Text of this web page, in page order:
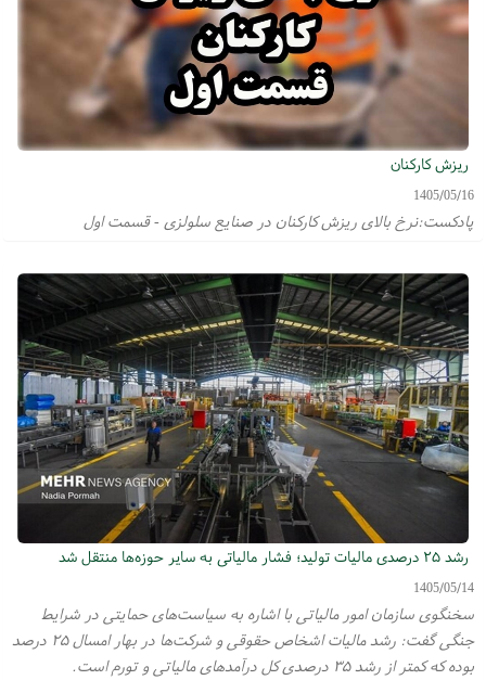
ریزش کارکنان
1405/05/16
پادکست:نرخ بالای ریزش کارکنان در صنایع سلولزی - قسمت اول
رشد ۲۵ درصدی مالیات تولید؛ فشار مالیاتی به سایر حوزه‌ها منتقل شد
1405/05/14
سخنگوی سازمان امور مالیاتی با اشاره به سیاست‌های حمایتی در شرایط
جنگی گفت: رشد مالیات اشخاص حقوقی و شرکت‌ها در بهار امسال ۲۵ درصد
بوده که کمتر از رشد ۳۵ درصدی کل درآمدهای مالیاتی و تورم است.